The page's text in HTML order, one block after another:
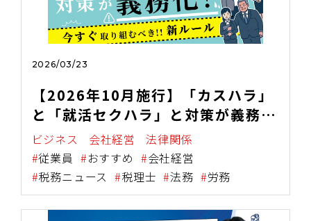
2026/03/23
【2026年10月施行】「カスハラ」
と「就活セクハラ」と対策が義務
化！今すぐ取り組むべき新ルール
ビジネス 会社経営
法律関係
従業員
おすすめ
会社経営
税務ニュース
税理士 法務 労務